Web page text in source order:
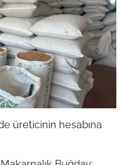
üreticinin hesabına